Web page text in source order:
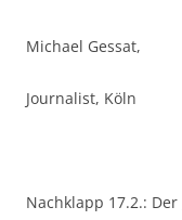
Michael Gessat,
Journalist, Köln
Nachklapp 17.2.: Der